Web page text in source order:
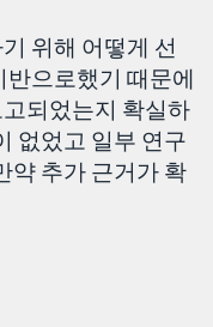
위해 어떻게 선
으로했기 때문에
되었는지 확실하
없었고 일부 연구
약 추가 근거가 확